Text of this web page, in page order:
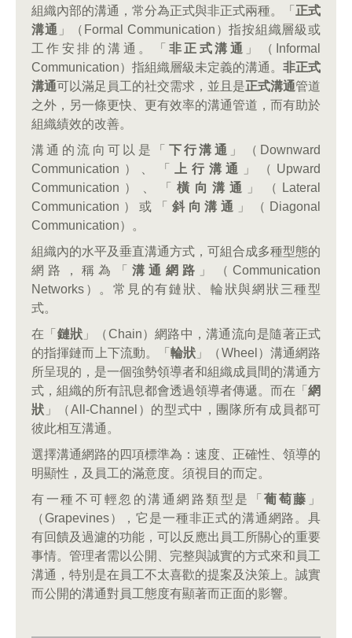
組織內部的溝通，常分為正式與非正式兩種。「 正式
溝通 」（Formal Communication）指按組織層級或
工作安排的溝通。「 非正式溝通 」（Informal
Communication）指組織層級未定義的溝通。 非正式
溝通可以滿足員工的社交需求，並且是正式溝通管道
之外，另一條更快、更有效率的溝通管道，而有助於
組織績效的改善。
溝通的流向可以是「 下行溝通 」（Downward
Communication）、「
上行溝通
」（Upward
Communication）、「橫向溝通
」（Lateral
Communication）或「 斜向溝通
」（Diagonal
Communication）。
組織內的水平及垂直溝通方式，可組合成多種型態的
網路，稱為「 溝通網路
」（Communication
Networks）。常見的有鏈狀、輪狀與網狀三種型
式。
在「 鏈狀 」（Chain）網路中，溝通流向是隨著正式
的指揮鏈而上下流動。「輪狀 」（Wheel）溝通網路
所呈現的，是一個強勢領導者和組織成員間的溝通方
式，組織的所有訊息都會透過領導者傳遞。而在「 網
狀 」（All-Channel）的型式中，團隊所有成員都可
彼此相互溝通。
選擇溝通網路的四項標準為：速度、正確性、領導的
明顯性，及員工的滿意度。須視目的而定。
有一種不可輕忽的溝通網路類型是「葡萄藤 」
（Grapevines），它是一種非正式的溝通網路。具
有回饋及過濾的功能，可以反應出員工所關心的重要
事情。管理者需以公開、完整與誠實的方式來和員工
溝通，特別是在員工不太喜歡的提案及決策上。誠實
而公開的溝通對員工態度有顯著而正面的影響。